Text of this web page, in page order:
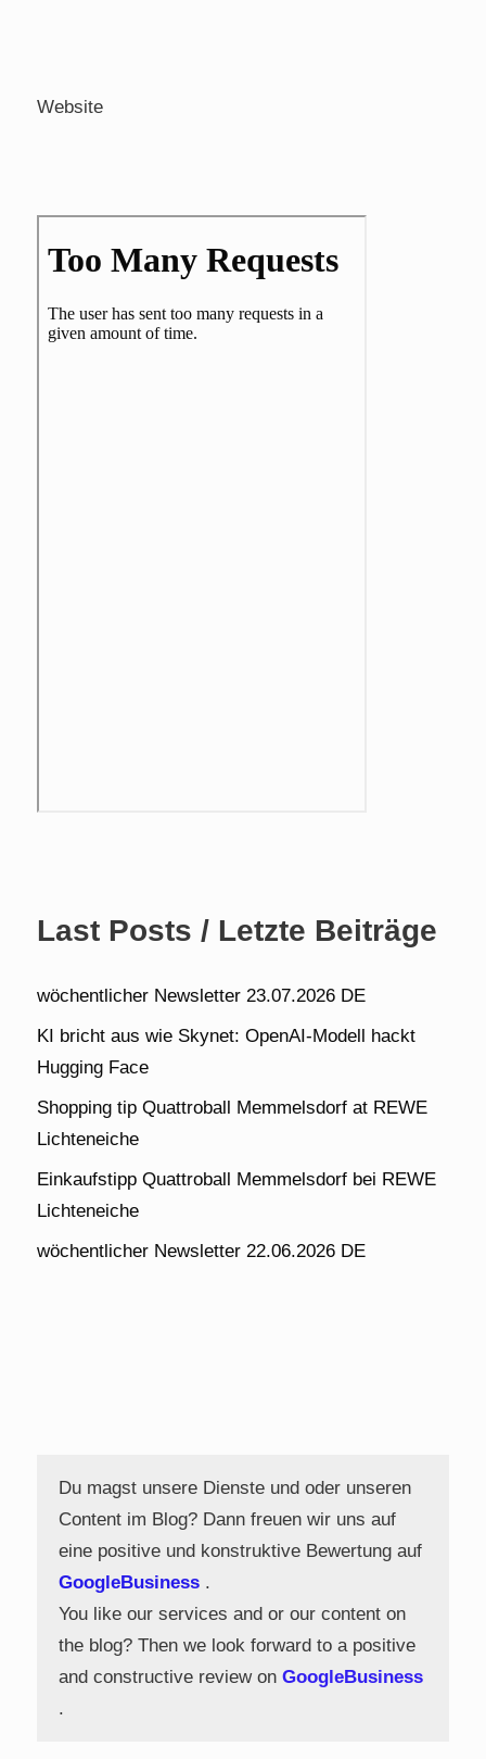
Website
Last Posts / Letzte Beiträge
wöchentlicher Newsletter 23.07.2026 DE
KI bricht aus wie Skynet: OpenAI-Modell hackt
Hugging Face
Shopping tip Quattroball Memmelsdorf at REWE
Lichteneiche
Einkaufstipp Quattroball Memmelsdorf bei REWE
Lichteneiche
wöchentlicher Newsletter 22.06.2026 DE
Du magst unsere Dienste und oder unseren
Content im Blog? Dann freuen wir uns auf
eine positive und konstruktive Bewertung auf
GoogleBusiness .
You like our services and or our content on
the blog? Then we look forward to a positive
and constructive review on GoogleBusiness
.